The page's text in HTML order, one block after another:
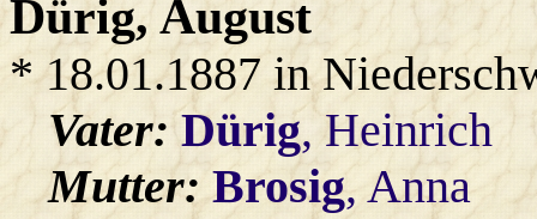
Dürig, August
* 18.01.1887 in
Vater:Dürig, Heinrich
Mutter:Brosig, Anna